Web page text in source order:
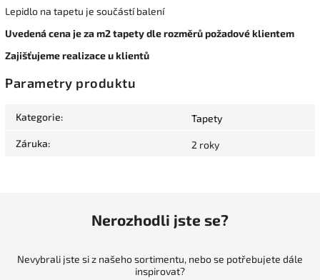
Lepidlo na tapetu je součástí balení
Uvedená cena je za m2 tapety dle rozměrů požadové klientem
Zajišťujeme realizace u klientů
Parametry produktu
Kategorie: Tapety
Záruka: 2 roky
Nerozhodli jste se?
Nevybrali jste si z našeho sortimentu, nebo se potřebujete dále
inspirovat?